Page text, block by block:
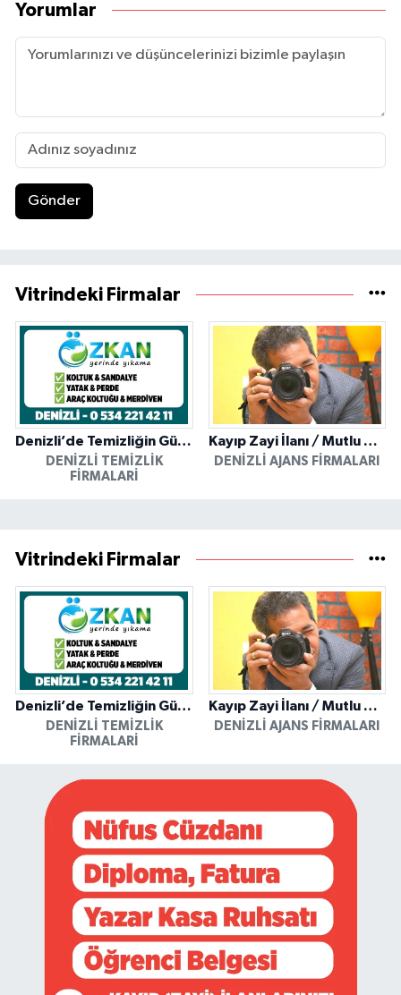
Yorumlar
Gönder
Vitrindeki Firmalar
Denizli’de Temizliğin Güvenilir Adresi: Özkan Yerinde Yıkama
DENIZLI TEMIZLIK
FIRMALARI
Kayıp Zayi İlanı / Mutlu Ajans / Denizli
DENIZLI AJANS FIRMALARI
Vitrindeki Firmalar
Denizli’de Temizliğin Güvenilir Adresi: Özkan Yerinde Yıkama
DENIZLI TEMIZLIK
FIRMALARI
Kayıp Zayi İlanı / Mutlu Ajans / Denizli
DENIZLI AJANS FIRMALARI